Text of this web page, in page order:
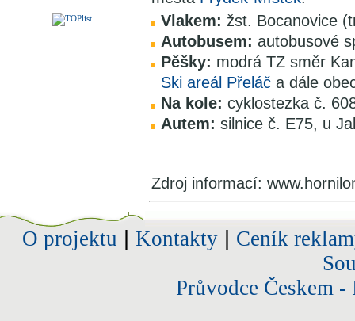
Vlakem: žst. Bocanovice
Autobusem: autobusové
Pěšky: modrá TZ směr
Ski areál Přeláč a dále
Na kole: cyklostezka č.
Autem: silnice č. E75, u
Zdroj informací:
O projektu Kontakty| Ceník
Průvodce Českem